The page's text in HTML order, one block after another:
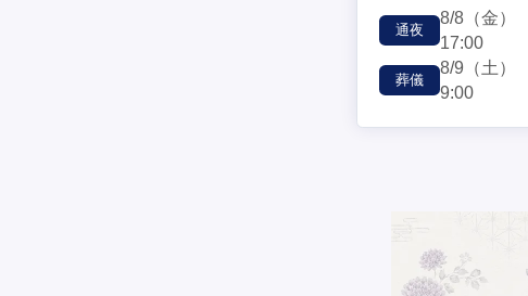
通夜
8/8 （金）
17:00
葬儀
8/9 （土）
9:00